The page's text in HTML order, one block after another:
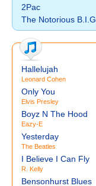
2Pac
The Notorious B.I.G.
Hallelujah
Leonard Cohen
Only You
Elvis Presley
Boyz N The Hood
Eazy-E
Yesterday
The Beatles
I Believe I Can Fly
R. Kelly
Bensonhurst Blues